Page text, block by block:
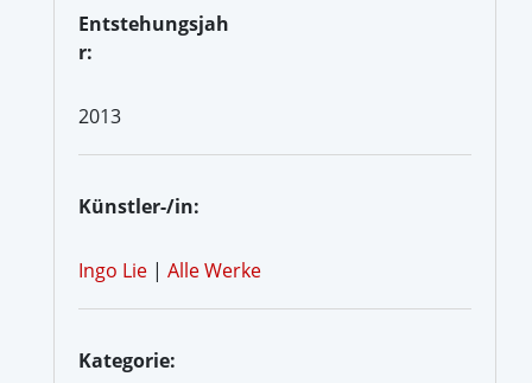
Entstehungsjah
r:
2013
Künstler-/in:
Ingo Lie | Alle Werke
Kategorie: